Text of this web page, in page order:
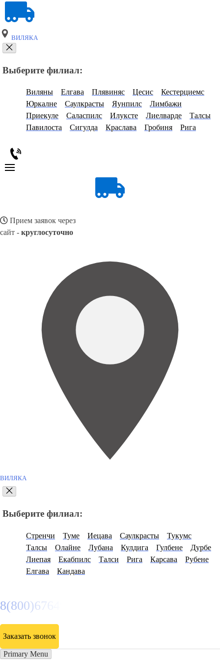
ВИЛЯКА
Выберите филиал:
Виляны Елгава Плявиняс Цесис
Кестерциемс
Юркалне
Саулкрасты Яунпилс
Лимбажи
Приекуле
Саласпилс Илуксте Лиелварде
Талсы
Павилоста
Сигулда Краслава Гробиня Рига
Прием заявок через
сайт - круглосуточно
ВИЛЯКА
Выберите филиал:
Стренчи Туме Иецава Саулкрасты
Тукумс
Талсы
Олайне Лубана Кулдига Гулбене
Дурбе
Лиепая
Екабпилс Талси Рига Карсава
Рубене
Елгава
Кандава
8(800)6764935
Заказать звонок
Primary Menu